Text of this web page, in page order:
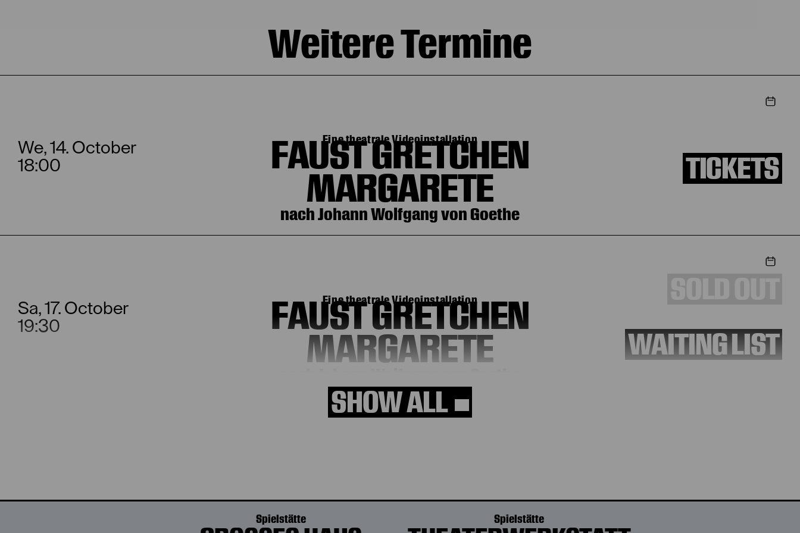
Weitere Termine
We, 14. October
18:00
FAUST GRETCHEN
MARGARETE
nach Johann Wolfgang von Goethe
Eine theatrale Videoinstallation
TICKETS
Sa, 17. October
19:30
FAUST GRETCHEN
MARGARETE
Eine theatrale Videoinstallation
WAITING LIST
MARGARETE
SHOW ALL
Spielstätte Spielstätte